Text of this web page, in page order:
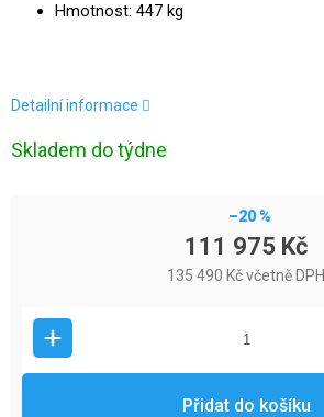
Hmotnost: 447 kg
Detailní informace
Skladem do týdne
–20 %
111 975 Kč
135 490 Kč včetně DPH
Přidat do košíku